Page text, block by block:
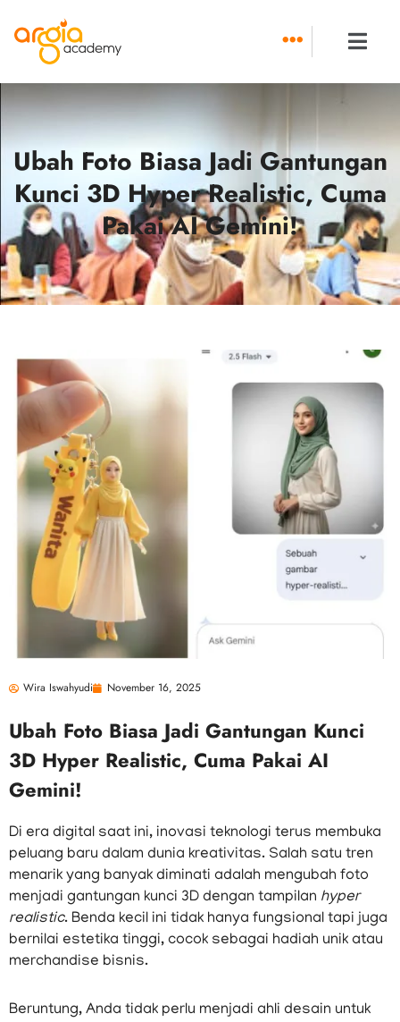
content
Ubah Foto Biasa Jadi Gantungan
Kunci 3D Hyper Realistic, Cuma
Pakai AI Gemini!
Wira Iswahyudi November 16, 2025
Ubah Foto Biasa Jadi Gantungan Kunci
3D Hyper Realistic, Cuma Pakai AI
Gemini!
Di era digital saat ini, inovasi teknologi terus membuka
peluang baru dalam dunia kreativitas. Salah satu tren
menarik yang banyak diminati adalah mengubah foto
menjadi gantungan kunci 3D dengan tampilan hyper
realistic. Benda kecil ini tidak hanya fungsional tapi juga
bernilai estetika tinggi, cocok sebagai hadiah unik atau
merchandise bisnis.
Beruntung, Anda tidak perlu menjadi ahli desain untuk